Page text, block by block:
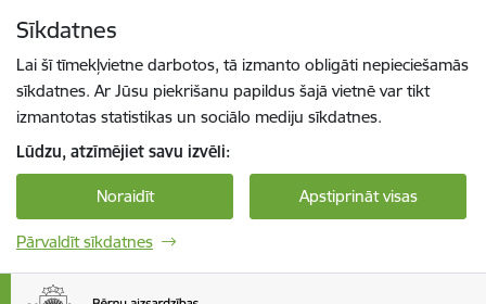
Sīkdatnes
Lai šī tīmekļvietne darbotos, tā izmanto obligāti nepieciešamās
sīkdatnes. Ar Jūsu piekrišanu papildus šajā vietnē var tikt
izmantotas statistikas un sociālo mediju sīkdatnes.
Lūdzu, atzīmējiet savu izvēli:
Noraidīt Apstiprināt visas
Pārvaldīt sīkdatnes